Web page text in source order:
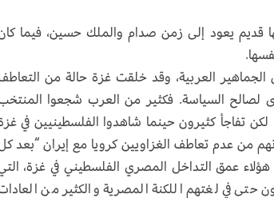
قديم يعود إلى زمن صدام والملك حسين، فيما
العربية، وقد خلقت غزة حالة من
لصالح السياسة. فكثير من العرب شجعوا
تفاجأ كثيرون حينما شاهدوا الفلسطينيين في
من عدم تعاطف الغزاويين كرويا مع إيران “بعد
عمق التداخل المصري الفلسطيني في غزة،
في لغتهم اللكنة المصرية والكثير من